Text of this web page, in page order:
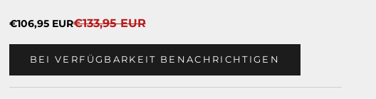
Angebot
€106,95 EURRegulärer Preis
€133,95 EUR
BEI VERFÜGBARKEIT BENACHRICHTIGEN